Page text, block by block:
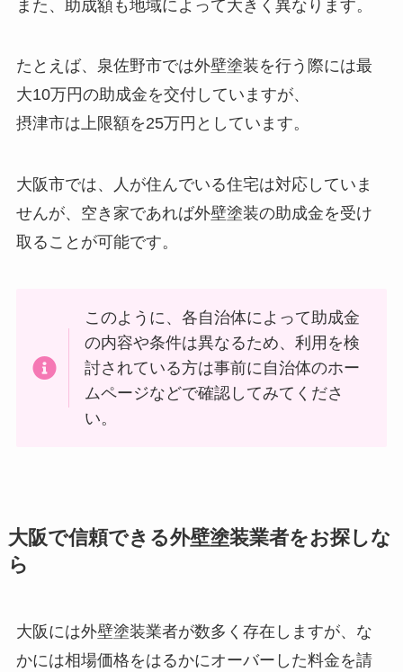
また、助成額も地域によって大きく異なります。
たとえば、泉佐野市では外壁塗装を行う際には最
大10万円の助成金を交付していますが、
摂津市は上限額を25万円としています。
大阪市では、人が住んでいる住宅は対応していま
せんが、空き家であれば外壁塗装の助成金を受け
取ることが可能です。
このように、各自治体によって助成金
の内容や条件は異なるため、利用を検
討されている方は事前に自治体のホー
ムページなどで確認してみてくださ
い。
大阪で信頼できる外壁塗装業者をお探しな
ら
大阪には外壁塗装業者が数多く存在しますが、な
かには相場価格をはるかにオーバーした料金を請